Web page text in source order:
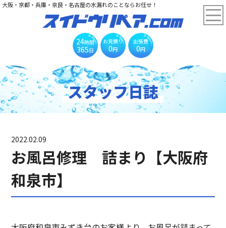
大阪・京都・兵庫・奈良・名古屋の水漏れのことならお任せ！
24時間
365日
お見積り
0円
出張費
0円
スタッフ日誌
2022.02.09
お風呂修理 詰まり【大阪府
和泉市】